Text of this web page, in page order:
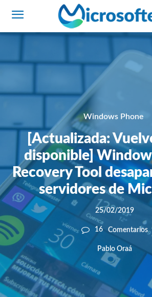
Windows Phone
[Actualizada:
disponible]
Recovery Tool
servidores de
25/02/2019
16 Comentarios
Pablo Oraá